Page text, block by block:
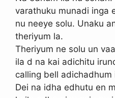
varathuku munadi inga
nu neeye solu. Unaku
theriyum la.
Theriyum ne solu un
ila d na kai adichitu
calling bell
Dei na idha edhutu en